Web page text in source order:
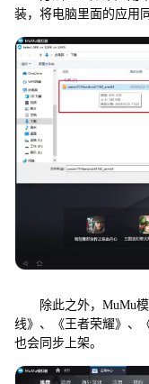
装，将电脑里面的应用
除此之外，MuMu模
线》、《王者荣耀》、
也会同步上架。